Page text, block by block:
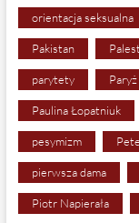
orientacja seksualna
Pakistan
parytety Paryż
Paulina Łopatniuk
pesymizm
pierwsza dama
Piotr Napierała